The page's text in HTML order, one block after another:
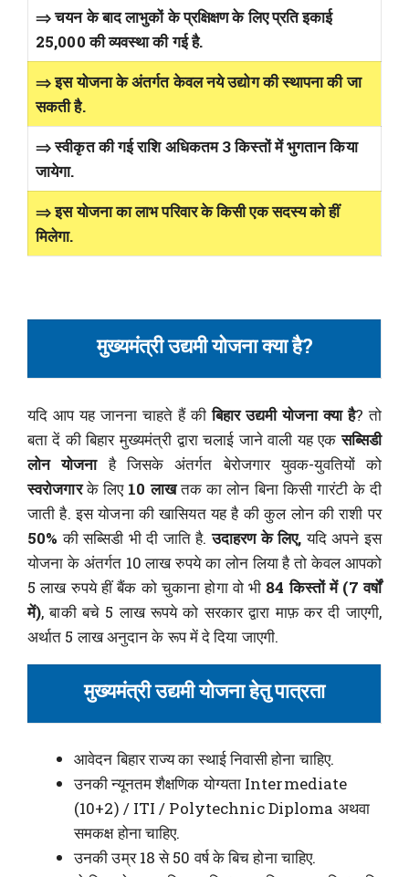
⇒ चयन के बाद लाभुकों के प्रक्षिक्षण के लिए प्रति इकाई
25,000 की व्यवस्था की गई है.
⇒ इस योजना के अंतर्गत केवल नये उद्योग की स्थापना की जा
सकती है.
⇒ स्वीकृत की गई राशि अधिकतम 3 किस्तों में भुगतान किया
जायेगा.
⇒ इस योजना का लाभ परिवार के किसी एक सदस्य को हीं
मिलेगा.
मुख्यमंत्री उद्यमी योजना क्या है?
यदि आप यह जानना चाहते हैं कीबिहार उद्यमी योजना क्या है? तो
बता दें की बिहार मुख्यमंत्री द्वारा चलाई जाने वाली यह एकसब्सिडी
लोन योजनाहै जिसके अंतर्गत बेरोजगार युवक-युवतियों को
स्वरोजगारके लिए 10 लाखतक का लोन बिना किसी गारंटी के दी
जाती है. इस योजना की खासियत यह है की कुल लोन की राशी पर
50% की सब्सिडी भी दी जाति है.उदाहरण के लिए,यदि अपने इस
योजना के अंतर्गत 10 लाख रुपये का लोन लिया है तो केवल आपको
5 लाख रुपये हीं बैंक को चुकाना होगा वो भी 84 किस्तों में (7 वर्षों
में), बाकी बचे 5 लाख रूपये को सरकार द्वारा माफ़ कर दी जाएगी,
अर्थात 5 लाख अनुदान के रूप में दे दिया जाएगी.
मुख्यमंत्री उद्यमी योजना हेतु पात्रता
आवेदन बिहार राज्य का स्थाई निवासी होना चाहिए.
उनकी न्यूनतम शैक्षणिक योग्यता Intermediate
(10+2) / ITI / Polytechnic Diploma अथवा
समकक्ष होना चाहिए.
उनकी उम्र 18 से 50 वर्ष के बिच होना चाहिए.